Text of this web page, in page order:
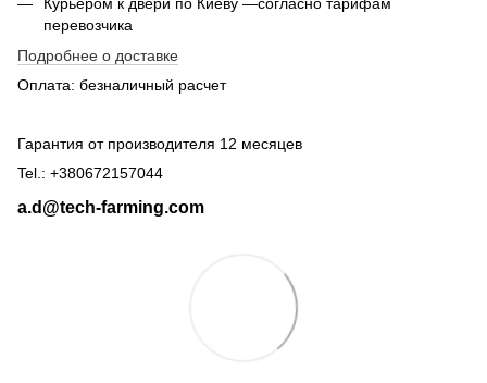
перевозчика
Подробнее о доставке
Оплата: безналичный расчет
Гарантия от производителя 12 месяцев
Tel.: +380672157044
a.d@tech-farming.com